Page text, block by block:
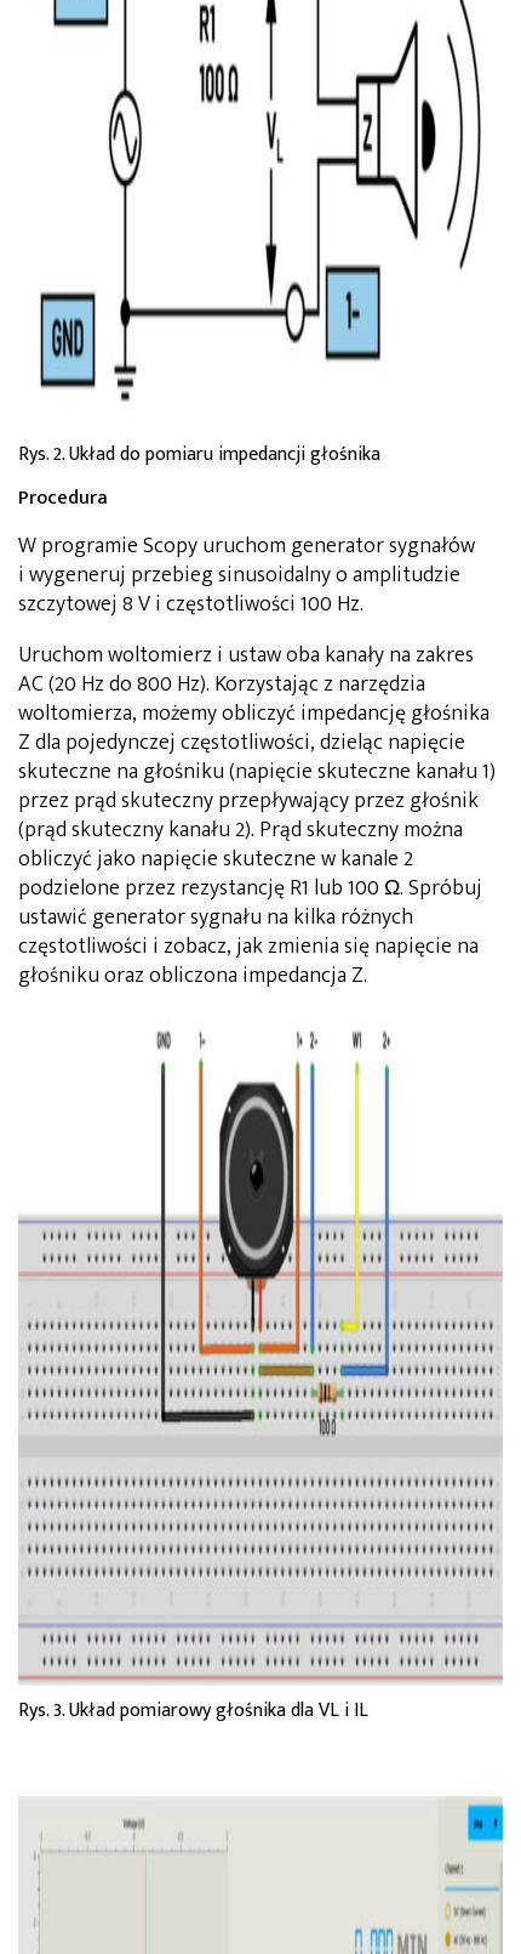
Rys. 2. Układ do pomiaru impedancji głośnika
Procedura
W programie Scopy uruchom generator sygnałów
i wygeneruj przebieg sinusoidalny o amplitudzie
szczytowej 8 V i częstotliwości 100 Hz.
Uruchom woltomierz i ustaw oba kanały na zakres
AC (20 Hz do 800 Hz). Korzystając z narzędzia
woltomierza, możemy obliczyć impedancję głośnika
Z dla pojedynczej częstotliwości, dzieląc napięcie
skuteczne na głośniku (napięcie skuteczne kanału 1)
przez prąd skuteczny przepływający przez głośnik
(prąd skuteczny kanału 2). Prąd skuteczny można
obliczyć jako napięcie skuteczne w kanale 2
podzielone przez rezystancję R1 lub 100 Ω. Spróbuj
ustawić generator sygnału na kilka różnych
częstotliwości i zobacz, jak zmienia się napięcie na
głośniku oraz obliczona impedancja Z.
Rys. 3. Układ pomiarowy głośnika dla VL i IL